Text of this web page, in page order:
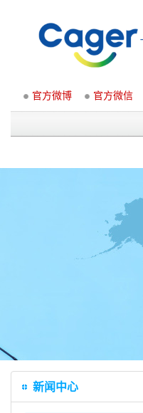
官方微博 官方微信
新闻中心